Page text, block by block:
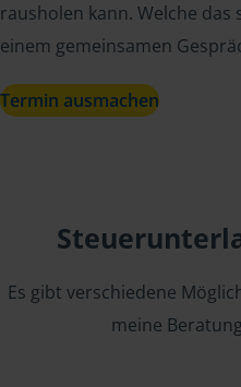
rausholen kann. Welche
einem gemeinsamen
Termin ausmachen
Es gibt verschiedene
meine